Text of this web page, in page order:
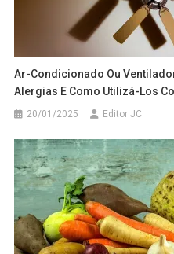
Ar-Condicionado Ou
Alergias E Como Utilizá-Los
20/01/2025 Editor JC